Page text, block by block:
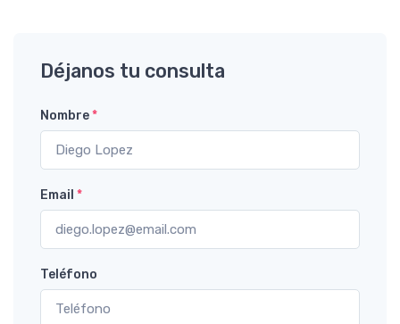
Déjanos tu consulta
Nombre*
Email *
Teléfono